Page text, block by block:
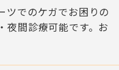
ツでのケガでお困りの
夜間診療可能です。お